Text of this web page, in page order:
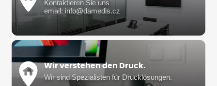
Kontaktieren Sie uns
email: info@damedis.cz
Wir verstehen den Druck.
Wir sind Spezialisten für Drucklösungen.